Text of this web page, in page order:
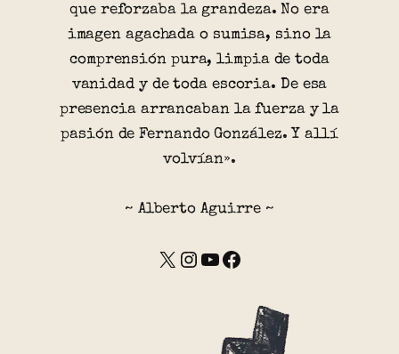
que reforzaba la grandeza. No era
imagen agachada o sumisa, sino la
comprensión pura, limpia de toda
vanidad y de toda escoria. De esa
presencia arrancaban la fuerza y la
pasión de Fernando González. Y allí
volvían».
~ Alberto Aguirre ~
X Instagram YouTube Facebook